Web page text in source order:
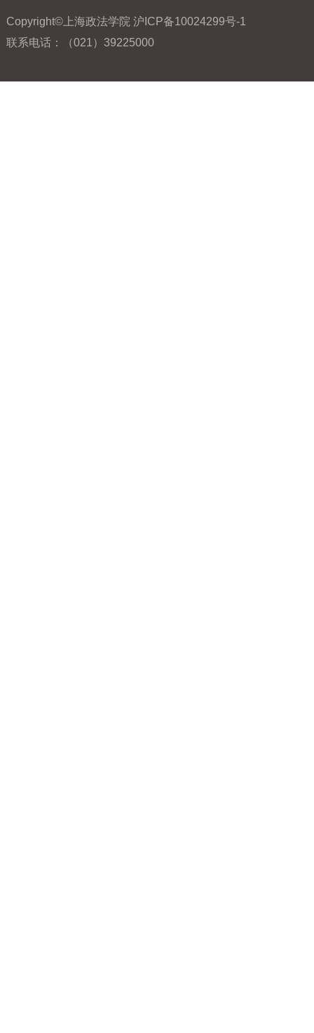
Copyright©上海政法学院 沪ICP备10024299号-1
联系电话：（021）39225000